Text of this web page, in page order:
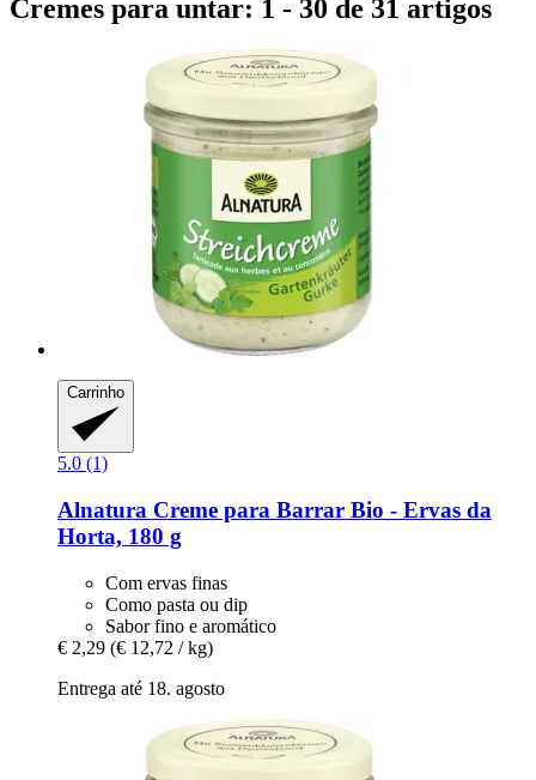
Cremes para untar: 1 - 30 de 31 artigos
Carrinho
5.0 (1)
Alnatura Creme para Barrar Bio -​ Ervas da
Horta, 180 g
Com ervas finas
Como pasta ou dip
Sabor fino e aromático
€ 2,29 (€ 12,72 / kg)
Entrega até 18. agosto